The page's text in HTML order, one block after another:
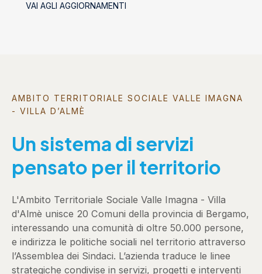
VAI AGLI AGGIORNAMENTI
AMBITO TERRITORIALE SOCIALE VALLE IMAGNA
- VILLA D’ALMÈ
Un sistema di servizi
pensato per il territorio
L'Ambito Territoriale Sociale Valle Imagna - Villa
d'Almè unisce 20 Comuni della provincia di Bergamo,
interessando una comunità di oltre 50.000 persone,
e indirizza le politiche sociali nel territorio attraverso
l’Assemblea dei Sindaci. L’azienda traduce le linee
strategiche condivise in servizi, progetti e interventi